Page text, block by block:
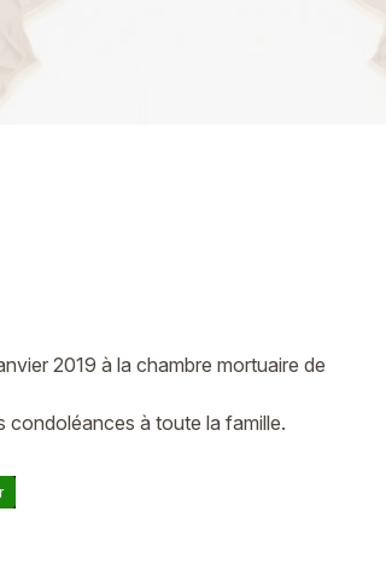
2019 à la chambre mortuaire de
condoléances à toute la famille.